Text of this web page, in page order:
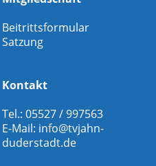
Beitrittsformular
Satzung
Kontakt
Tel.: 05527 / 997563
E-Mail: info@tvjahn-
duderstadt.de